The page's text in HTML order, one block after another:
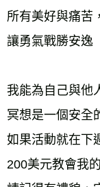
所有美好與痛苦
讓勇氣戰勝安逸
我能為自己與他
冥想是一個安全
如果活動就在下
200美元教會我